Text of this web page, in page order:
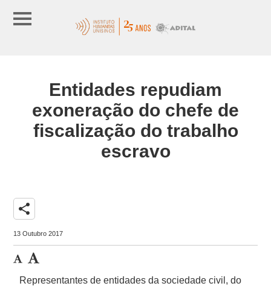
Entidades repudiam
exoneração do chefe de
fiscalização do trabalho
escravo
share
13 Outubro 2017
Representantes de entidades da sociedade civil, do